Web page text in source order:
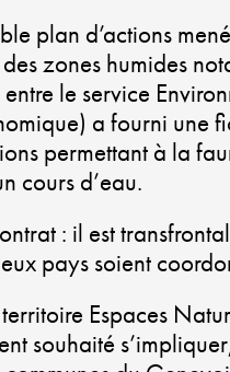
plan d’actions
zones humides
le service
a fourni une
permettant à la
cours d’eau.
: il est
pays soient
Espaces
souhaité